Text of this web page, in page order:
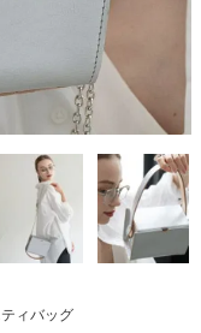
ィバッグ